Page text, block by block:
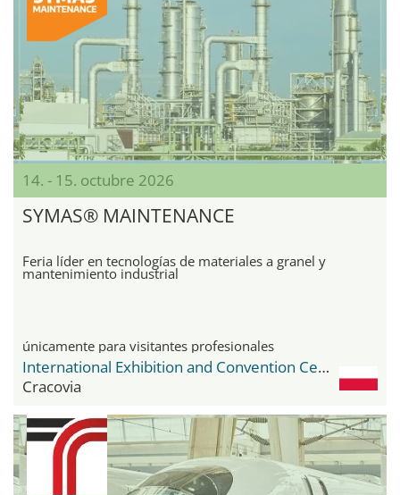
14. - 15. octubre 2026
SYMAS® MAINTENANCE
Feria líder en tecnologías de materiales a granel y
mantenimiento industrial
únicamente para visitantes profesionales
International Exhibition and Convention Center Expo Krakow
Cracovia